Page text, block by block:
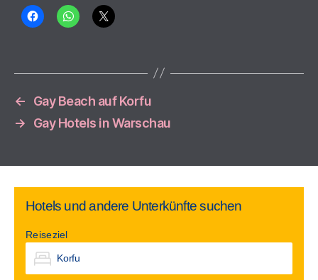
←
Gay Beach auf Korfu
→
Gay Hotels in Warschau
Hotels und andere Unterkünfte suchen
Reiseziel